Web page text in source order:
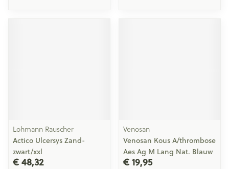
Lohmann Rauscher
Actico Ulcersys Zand-
zwart/xxl
€ 48,32
Venosan
Venosan Kous A/thrombose
Aes Ag M Lang Nat. Blauw
€ 19,95